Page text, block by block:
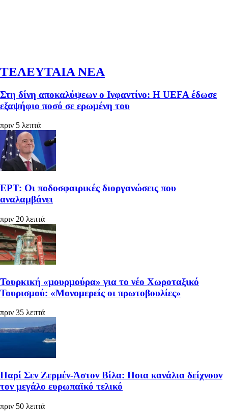
ΤΕΛΕΥΤΑΙΑ ΝΕΑ
Στη δίνη αποκαλύψεων ο Ινφαντίνο: H UEFA έδωσε
εξαψήφιο ποσό σε ερωμένη του
πριν 5 λεπτά
ΕΡΤ: Οι ποδοσφαιρικές διοργανώσεις που
αναλαμβάνει
πριν 20 λεπτά
Τουρκική «μουρμούρα» για το νέο Χωροταξικό
Τουρισμού: «Μονομερείς οι πρωτοβουλίες»
πριν 35 λεπτά
Παρί Σεν Ζερμέν-Άστον Βίλα: Ποια κανάλια δείχνουν
τον μεγάλο ευρωπαϊκό τελικό
πριν 50 λεπτά